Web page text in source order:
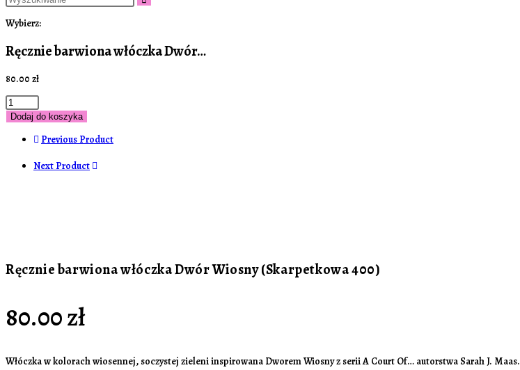
Wybierz:
Ręcznie barwiona włóczka Dwór…
80.00 zł
Dodaj do koszyka
Previous Product
Next Product
Ręcznie barwiona włóczka Dwór Wiosny (Skarpetkowa 400)
80.00zł
Włóczka w kolorach wiosennej, soczystej zieleni inspirowana Dworem Wiosny z serii A Court Of… autorstwa Sarah J. Maas.